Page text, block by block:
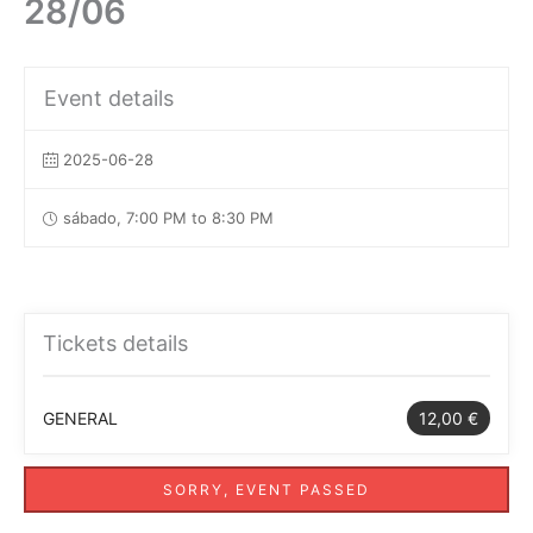
28/06
Event details
2025-06-28
sábado, 7:00 PM to 8:30 PM
Tickets details
12,00 €
GENERAL
SORRY, EVENT PASSED